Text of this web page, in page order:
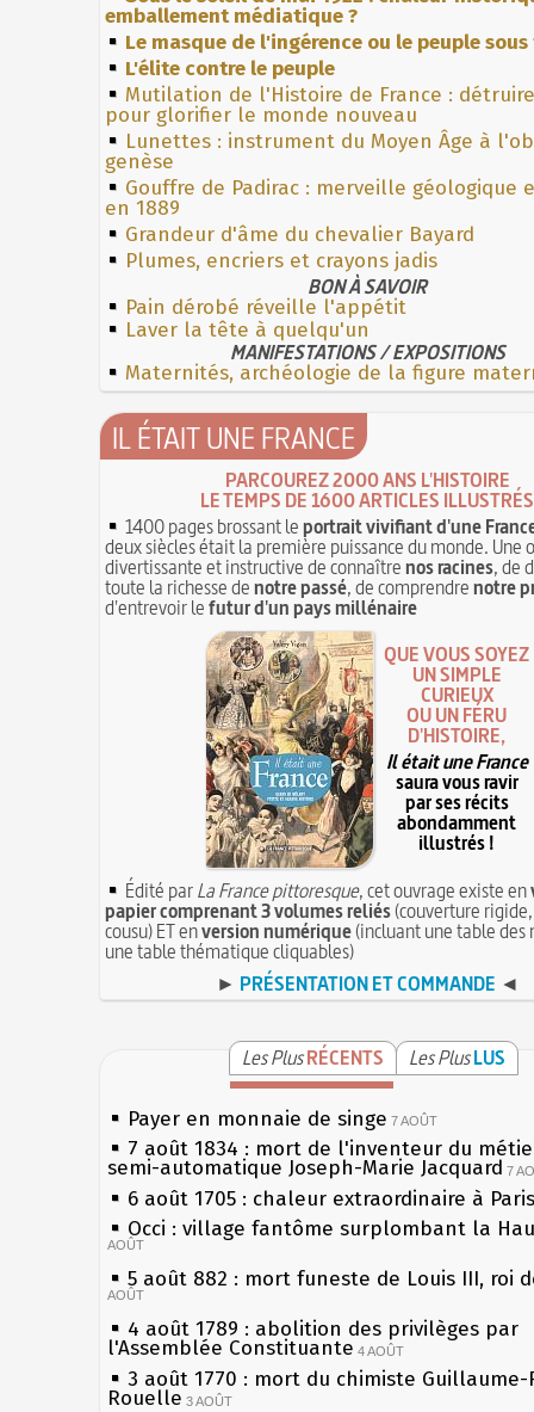
emballement médiatique ?
Le masque de l'ingérence ou le peuple
L'élite contre le peuple
Mutilation de l'Histoire de France :
pour glorifier le monde nouveau
Lunettes : instrument du Moyen Âge à
genèse
Gouffre de Padirac : merveille géologique
en 1889
Grandeur d'âme du chevalier Bayard
Plumes, encriers et crayons jadis
BON À SAVOIR
Pain dérobé réveille l'appétit
Laver la tête à quelqu'un
MANIFESTATIONS / EXPOSITIONS
Maternités, archéologie de la figure
IL ÉTAIT UNE FRANCE
PARCOUREZ 2000 ANS L'HISTOIRE
LE TEMPS DE 1600 ARTICLES ILLUSTRÉS
1400 pages brossant leportrait vivifiant d'une
deux siècles était la première puissance du monde. Une
divertissante et instructive de connaîtrenos racines, de
toute la richesse denotre passé, de comprendrenotre
d'entrevoir lefutur d'un pays millénaire
QUE VOUS SOYEZ
UN SIMPLE
CURIEUX
OU UN FÉRU
D'HISTOIRE,
Il était une France
saura vous ravir
par ses récits
abondamment
illustrés !
Édité parLa France pittoresque, cet ouvrage existe en
papier comprenant 3 volumes reliés(couverture
cousu) ET enversion numérique(incluant une table des
une table thématique cliquables)
► PRÉSENTATION ET COMMANDE ◄
Les PlusRÉCENTS Les PlusLUS
Payer en monnaie de singe 7 AOÛT
7 août 1834 : mort de l'inventeur du
semi-automatique Joseph-Marie Jacquard 7
6 août 1705 : chaleur extraordinaire à Paris
Occi : village fantôme surplombant la
AOÛT
5 août 882 : mort funeste de Louis III, roi
AOÛT
4 août 1789 : abolition des privilèges par
l'Assemblée Constituante 4 AOÛT
3 août 1770 : mort du chimiste Guillaume-
Rouelle 3 AOÛT